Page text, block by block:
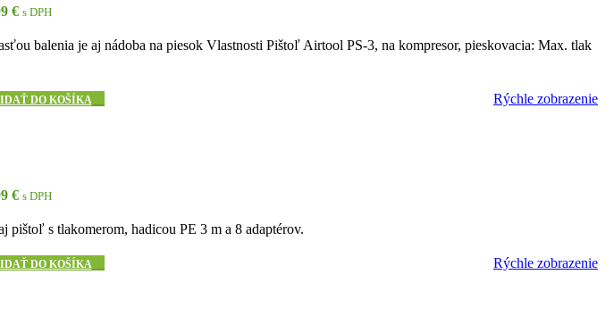
€ s DPH
balenia je aj nádoba na piesok Vlastnosti Pištoľ Airtool PS-3, na kompresor, pieskovacia: Max. tlak
DO KOŠÍKA Rýchle zobrazenie
€ s DPH
pištoľ s tlakomerom, hadicou PE 3 m a 8 adaptérov.
DO KOŠÍKA Rýchle zobrazenie